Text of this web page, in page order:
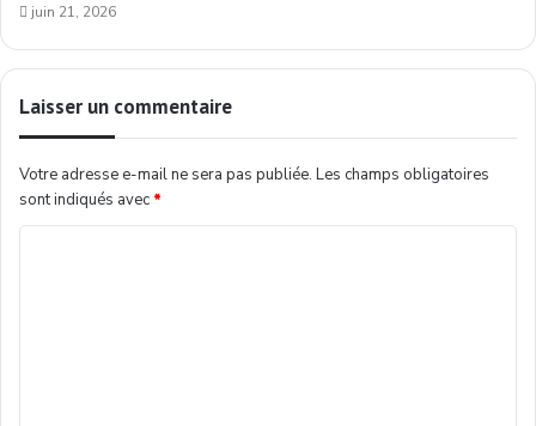
juin 21, 2026
Laisser un commentaire
Votre adresse e-mail ne sera pas publiée. Les champs obligatoires
sont indiqués avec *